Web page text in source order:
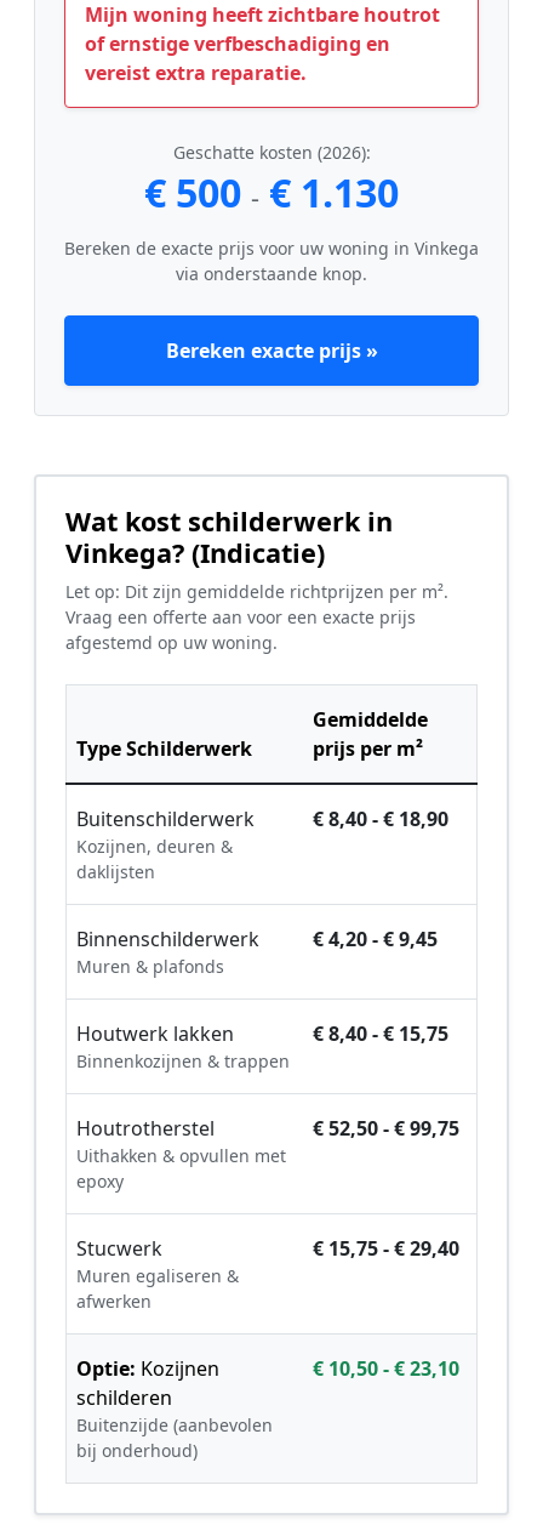
Mijn woning heeft zichtbare houtrot
of ernstige verfbeschadiging en
vereist extra reparatie.
Geschatte kosten (2026):
€ 500 - € 1.130
Bereken de exacte prijs voor uw woning in Vinkega
via onderstaande knop.
Bereken exacte prijs »
Wat kost schilderwerk in
Vinkega? (Indicatie)
Let op: Dit zijn gemiddelde richtprijzen per m².
Vraag een offerte aan voor een exacte prijs
afgestemd op uw woning.
Type Schilderwerk
Gemiddelde
prijs per m²
Buitenschilderwerk
Kozijnen, deuren &
daklijsten
€ 8,40 - € 18,90
Binnenschilderwerk
Muren & plafonds
€ 4,20 - € 9,45
Houtwerk lakken
Binnenkozijnen & trappen
€ 8,40 - € 15,75
Houtrotherstel
Uithakken & opvullen met
epoxy
€ 52,50 - € 99,75
Stucwerk
Muren egaliseren &
afwerken
€ 15,75 - € 29,40
Optie: Kozijnen
schilderen
Buitenzijde (aanbevolen
bij onderhoud)
€ 10,50 - € 23,10